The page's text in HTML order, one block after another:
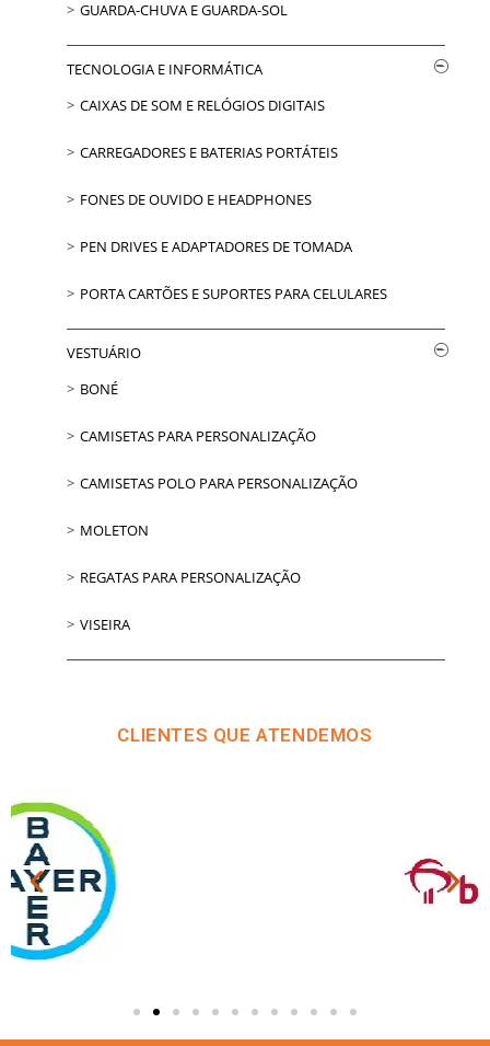
GUARDA-CHUVA E GUARDA-SOL
TECNOLOGIA E INFORMÁTICA
CAIXAS DE SOM E RELÓGIOS DIGITAIS
CARREGADORES E BATERIAS PORTÁTEIS
FONES DE OUVIDO E HEADPHONES
PEN DRIVES E ADAPTADORES DE TOMADA
PORTA CARTÕES E SUPORTES PARA CELULARES
VESTUÁRIO
BONÉ
CAMISETAS PARA PERSONALIZAÇÃO
CAMISETAS POLO PARA PERSONALIZAÇÃO
MOLETON
REGATAS PARA PERSONALIZAÇÃO
VISEIRA
CLIENTES QUE ATENDEMOS